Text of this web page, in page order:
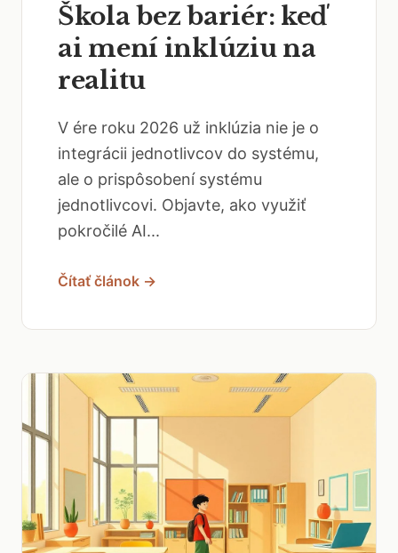
Škola bez bariér: keď
ai mení inklúziu na
realitu
V ére roku 2026 už inklúzia nie je o
integrácii jednotlivcov do systému,
ale o prispôsobení systému
jednotlivcovi. Objavte, ako využiť
pokročilé AI...
Čítať článok →